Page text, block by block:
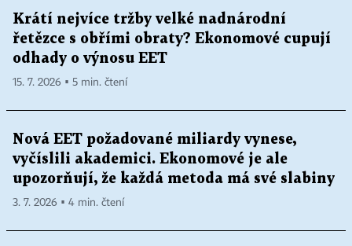
Krátí nejvíce tržby velké nadnárodní
řetězce s obřími obraty? Ekonomové cupují
odhady o výnosu EET
15. 7. 2026 ▪ 5 min. čtení
Nová EET požadované miliardy vynese,
vyčíslili akademici. Ekonomové je ale
upozorňují, že každá metoda má své slabiny
3. 7. 2026 ▪ 4 min. čtení